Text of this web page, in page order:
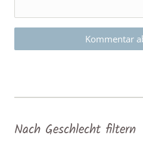
Nach Geschlecht filtern